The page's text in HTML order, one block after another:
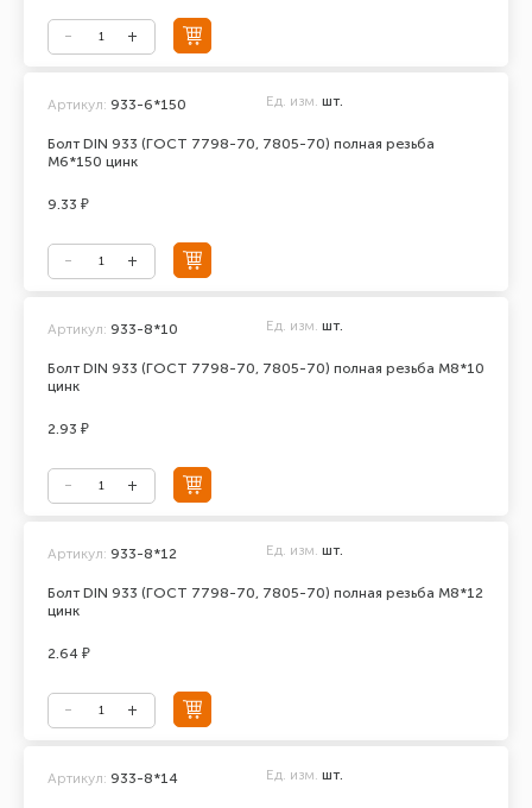
Болт DIN 933 (ГОСТ 7798-70, 7805-70) полная резьба
М6*150 цинк
Артикул: 933-6*150 Ед. изм. шт.
9.33 ₽
Болт DIN 933 (ГОСТ 7798-70, 7805-70) полная резьба М8*10
цинк
Артикул: 933-8*10 Ед. изм. шт.
2.93 ₽
Болт DIN 933 (ГОСТ 7798-70, 7805-70) полная резьба М8*12
цинк
Артикул: 933-8*12 Ед. изм. шт.
2.64 ₽
Артикул: 933-8*14 Ед. изм. шт.